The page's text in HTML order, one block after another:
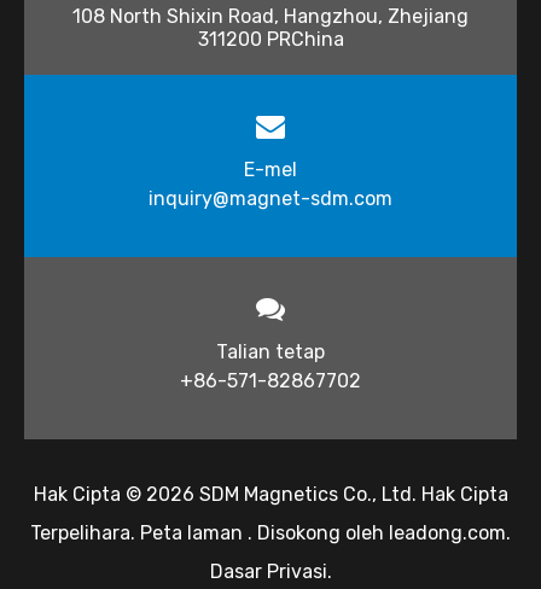
108 North Shixin Road, Hangzhou, Zhejiang
311200 PRChina
E-mel
inquiry@magnet-sdm.com​​​​​​​
Talian tetap
+86-571-82867702
Hak Cipta © 2026 ​​​​​ SDM Magnetics Co., Ltd. Hak Cipta
Terpelihara. Peta laman . Disokong oleh leadong.com.
Dasar Privasi.